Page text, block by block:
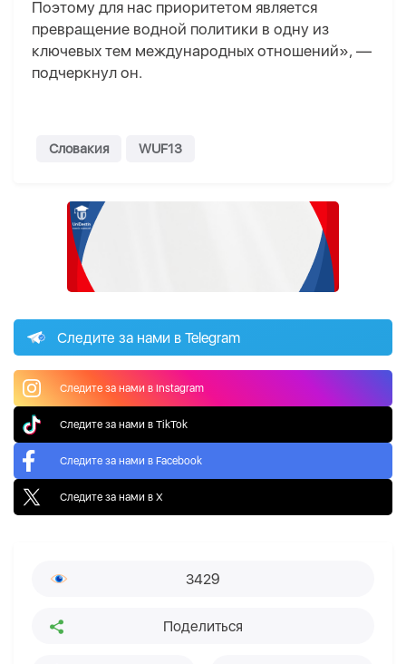
Поэтому для нас приоритетом является
превращение водной политики в одну из
ключевых тем международных отношений», —
подчеркнул он.
Словакия WUF13
Следите за нами в Telegram
Следите за нами в Instagram
Следите за нами в TikTok
Следите за нами в Facebook
Следите за нами в X
3429
Поделиться